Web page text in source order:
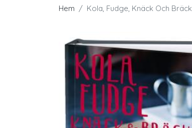
Hem Kola, Fudge, Knäck Och